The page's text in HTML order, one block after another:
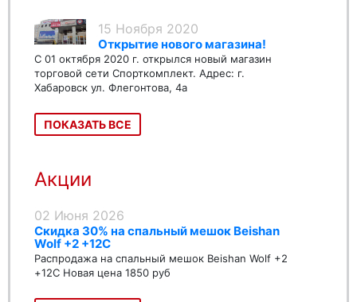
15 Ноября 2020
Открытие нового магазина!
С 01 октября 2020 г. открылся новый магазин
торговой сети Спорткомплект. Адрес: г.
Хабаровск ул. Флегонтова, 4а
ПОКАЗАТЬ ВСЕ
Акции
02 Июня 2026
Скидка 30% на спальный мешок Beishan
Wolf +2 +12C
Распродажа на спальный мешок Beishan Wolf +2
+12C Новая цена 1850 руб